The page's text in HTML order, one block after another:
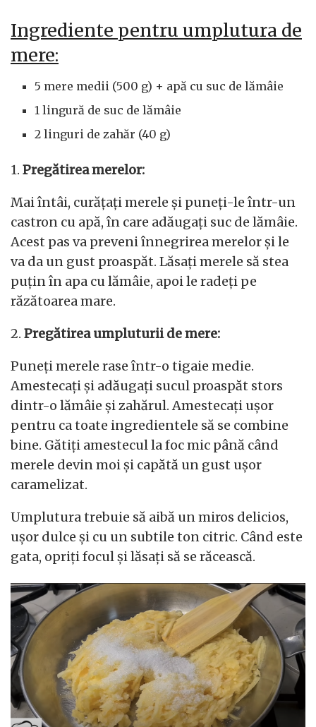
Ingrediente pentru umplutura de
mere:
5 mere medii (500 g) + apă cu suc de lămâie
1 lingură de suc de lămâie
2 linguri de zahăr (40 g)
1. Pregătirea merelor:
Mai întâi, curățați merele și puneți-le într-un
castron cu apă, în care adăugați suc de lămâie.
Acest pas va preveni înnegrirea merelor și le
va da un gust proaspăt. Lăsați merele să stea
puțin în apa cu lămâie, apoi le radeți pe
răzătoarea mare.
2. Pregătirea umpluturii de mere:
Puneți merele rase într-o tigaie medie.
Amestecați și adăugați sucul proaspăt stors
dintr-o lămâie și zahărul. Amestecați ușor
pentru ca toate ingredientele să se combine
bine. Gătiți amestecul la foc mic până când
merele devin moi și capătă un gust ușor
caramelizat.
Umplutura trebuie să aibă un miros delicios,
ușor dulce și cu un subtile ton citric. Când este
gata, opriți focul și lăsați să se răcească.